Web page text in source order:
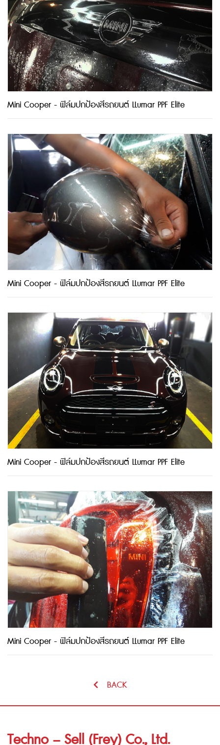
Mini Cooper - ฟิล์มปกป้องสีรถยนต์ LLumar PPF Elite
Mini Cooper - ฟิล์มปกป้องสีรถยนต์ LLumar PPF Elite
Mini Cooper - ฟิล์มปกป้องสีรถยนต์ LLumar PPF Elite
Mini Cooper - ฟิล์มปกป้องสีรถยนต์ LLumar PPF Elite
BACK
Techno – Sell (Frey) Co., Ltd.